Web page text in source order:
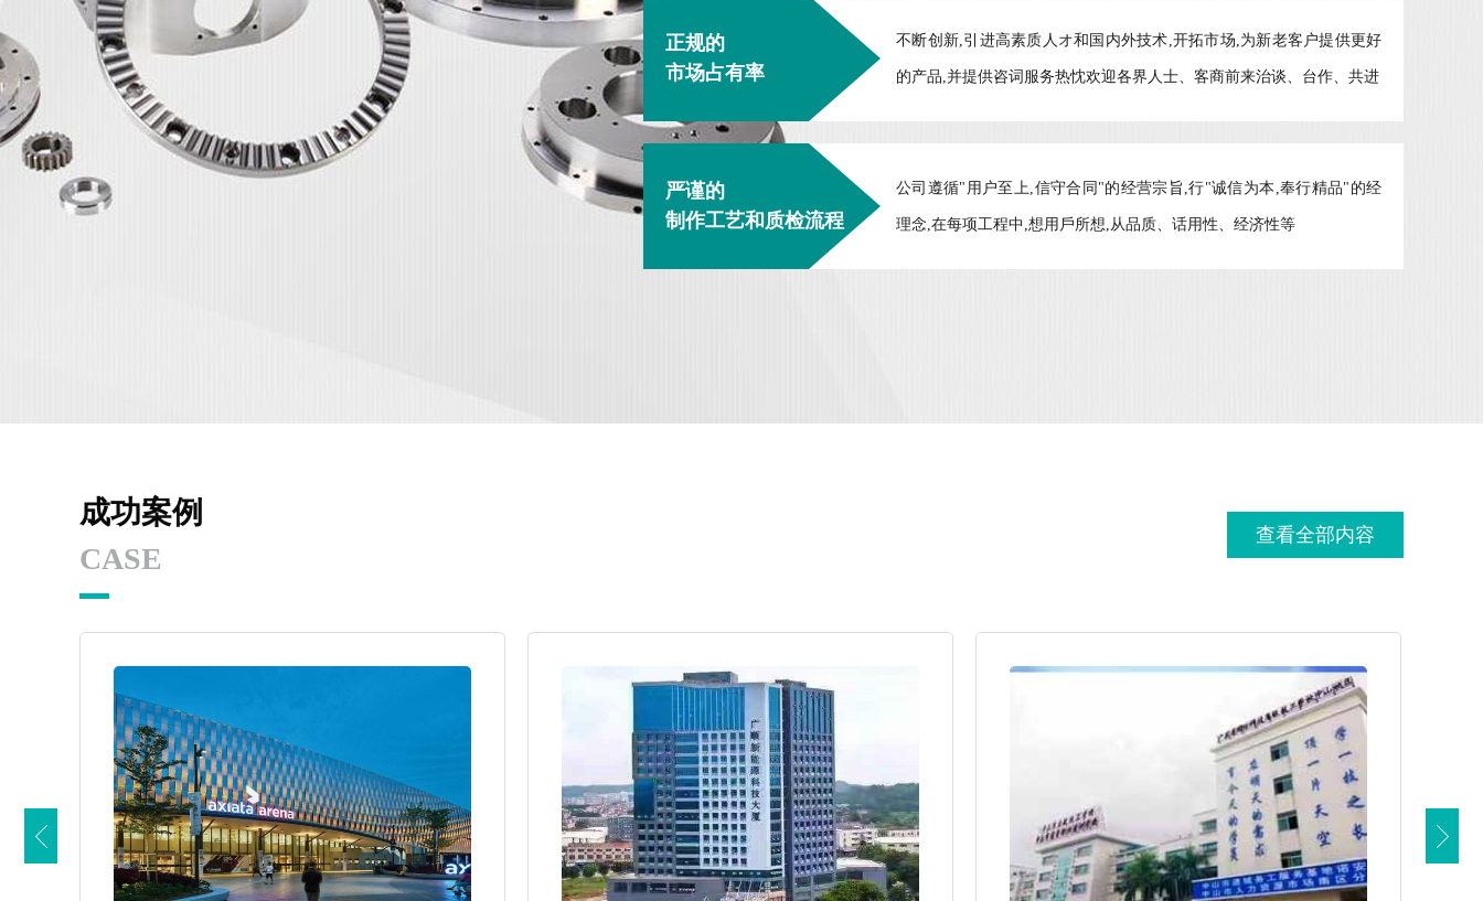
正规的
市场占有率
不断创新,引进高素质人オ和国内外技术,开拓市场,为新老客户提供更好
的产品,并提供咨词服务热忱欢迎各界人士、客商前来治谈、台作、共进
严谨的
制作工艺和质检流程
公司遵循"用户至上,信守合同"的经营宗旨,行"诚信为本,奉行精品"的经
理念,在每项工程中,想用戶所想,从品质、话用性、经济性等
成功案例
CASE
查看全部内容